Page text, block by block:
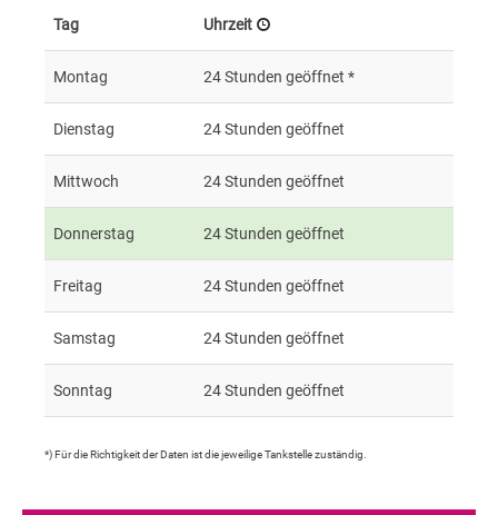
Tag Uhrzeit
Montag 24 Stunden geöffnet *
Dienstag 24 Stunden geöffnet
Mittwoch 24 Stunden geöffnet
Donnerstag 24 Stunden geöffnet
Freitag 24 Stunden geöffnet
Samstag 24 Stunden geöffnet
Sonntag 24 Stunden geöffnet
*) Für die Richtigkeit der Daten ist die jeweilige Tankstelle zuständig.